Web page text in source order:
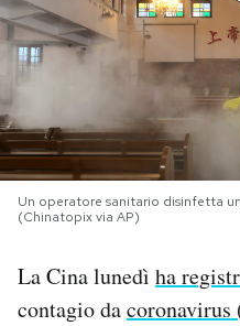
NEWSLETTER
I MIEI PREFERITI
SHOP
CALENDARIO
Un operatore sanitario disinfetta
(Chinatopix via AP)
La Cina lunedì ha
contagio dacoronavirus